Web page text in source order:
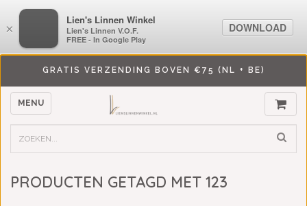
GRATIS VERZENDING BOVEN €75 (NL + BE)
MENU
PRODUCTEN GETAGD MET 123
×
LiensLinnenwinkel.nl
Lien's Linnen V.O.F.
FREE - In Google Play
DOWNLOAD
×
Lien's Linnen Winkel
Lien's Linnen V.O.F.
FREE - In Google Play
DOWNLOAD